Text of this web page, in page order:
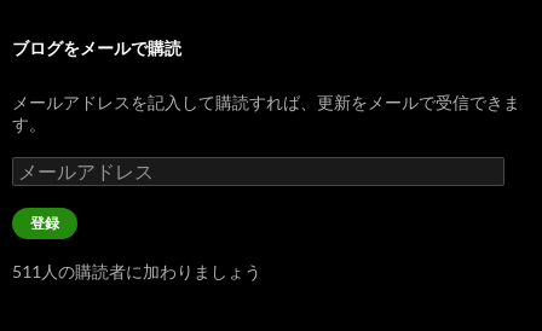
ブログをメールで購読
メールアドレスを記入して購読すれば、更新をメールで受信できま
す。
メ
ー
ル
ア
レ
登録
511人の購読者に加わりましょう